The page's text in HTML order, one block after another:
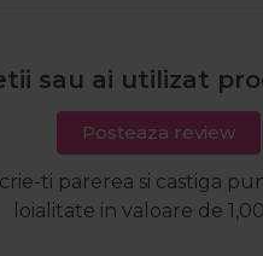
sau ai utilizat
Posteaza review
ti parerea si castiga
loialitate in valoare de